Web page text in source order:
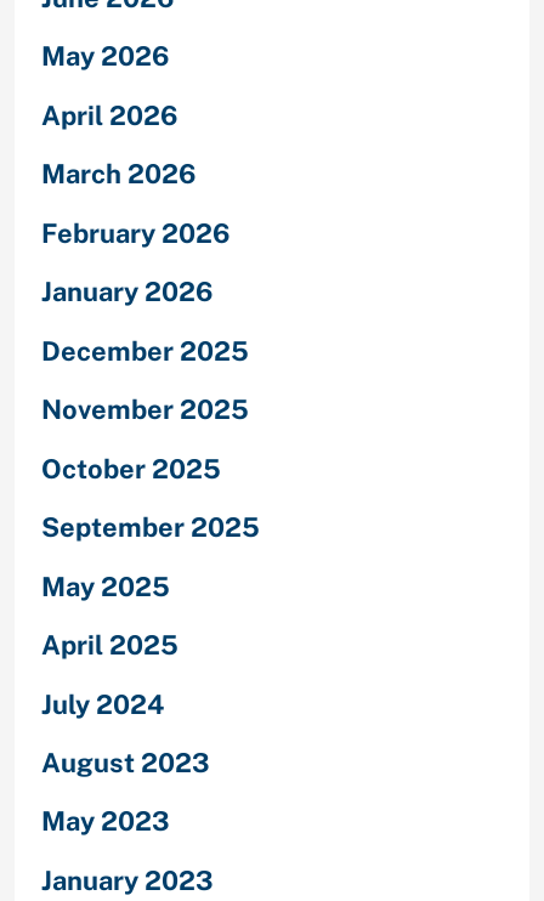
May 2026
April 2026
March 2026
February 2026
January 2026
December 2025
November 2025
October 2025
September 2025
May 2025
April 2025
July 2024
August 2023
May 2023
January 2023